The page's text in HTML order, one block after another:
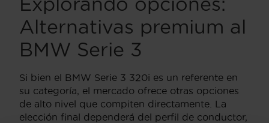
Alternativas premium al
BMW Serie 3
Si bien el BMW Serie 3 320i es un referente en
su categoría, el mercado ofrece otras opciones
de alto nivel que compiten directamente. La
elección final dependerá del perfil de conductor,